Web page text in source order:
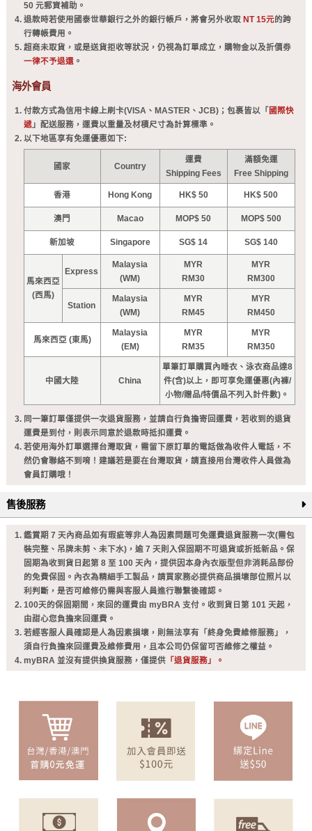
50 元郵資補助。
退款時若使用國泰世華銀行之外的銀行帳戶，將會另外收取 NT 15元的跨
行轉帳費用。
超商未取貨，或是送貨拒收等狀況，仍視為訂單成立，購物金以及折價劵
一律不予退還。
海外會員
付款方式為信用卡線上刷卡(VISA、MASTER、JCB)；包裹皆以「 國際快
遞」配送服務，運費以重量及材積尺寸為計算標準。
以下地區享有免運優惠如下:
國家 Country
運費
Shipping Fees
滿額免運
Free Shipping
香港 Hong Kong HK$ 50 HK$ 500
澳門 Macao MOP$ 50 MOP$ 500
新加坡 Singapore SG$ 14 SG$ 140
馬來西亞
(西馬)
Express
Malaysia
(WM)
MYR
RM30
MYR
RM300
Station
Malaysia
(WM)
MYR
RM45
MYR
RM450
馬來西亞 (東馬)
Malaysia
(EM)
MYR
RM35
MYR
RM350
中國大陸 China
單筆訂單購買內睡衣、泳衣商品達8
件(含)以上，即可享免運優惠(內褲/
小物/贈品/特價品不列入計件數)。
同一筆訂單僅提供一次退貨服務，並請自行負擔寄回運費，若收到的退貨
運費是到付，則表示同意於退款時抵扣運費。
若使用海外訂單選擇台灣取貨，需留下原訂單的電話做為收件人電話，不
然仍會聯絡不到唷！建議若是要在台灣取貨，請直接用台灣收件人員做為
會員訂購哦！
售後服務
鑑賞期 7 天內商品如有瑕疵等非人為因素問題可免運費退貨服務一次(需包
裝完整、吊牌未剪、未下水)，逾 7 天則入保固期不可退貨或折抵新品。保
固期為收到貨日起第 8 至 100 天內，提供因本身內衣版型但非消耗品部份
的免費保固。內衣為精細手工製品，請買家務必提供商品損壞部位照片以
利判斷，是否可維修仍需與客服人員進行聯繫後確認。
100天的保固期間，來回的運費由 myBRA 支付。收到貨日第 101 天起，
由甜心您負擔來回運費。
若經客服人員確認是人為因素損壞，則無法享有「終身免費維修服務」，
須自行負擔來回運費及維修費用，且本公司仍保留可否維修之權益。
myBRA 並沒有提供換貨服務，僅提供「退貨服務」。